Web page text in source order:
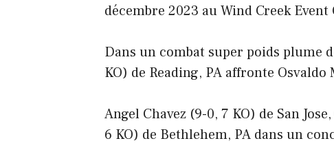
décembre 2023 au Wind Creek Event
Dans un combat super poids plume
KO) de Reading, PA affronte
Angel Chavez (9-0, 7 KO) de San
6 KO) de Bethlehem, PA dans un